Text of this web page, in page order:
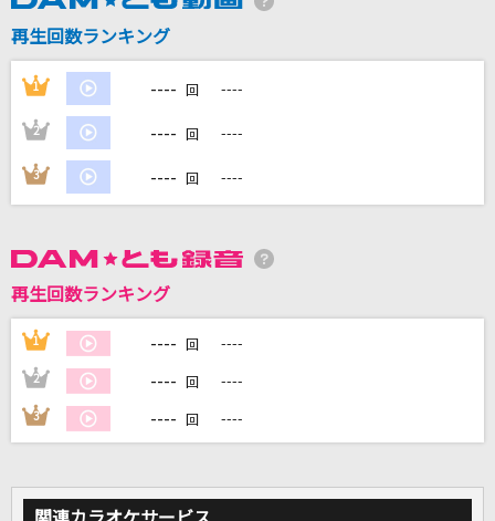
Catch up,latency
UNISON SQUARE GARDEN
DAMの新曲・ランキングなど
カラオケ最新情報をチェック！
カラオケをもっと楽しもう！
家族や友達と一緒に！練習にも！
再生回数ランキング
1 ---- 回 ----
2 ---- 回 ----
3 ---- 回 ----
再生回数ランキング
1 ---- 回 ----
2 ---- 回 ----
3 ---- 回 ----